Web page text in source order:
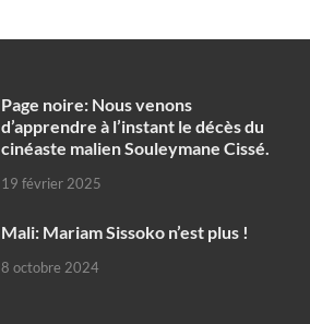
Page noire: Nous venons
d’apprendre à l’instant le décès du
cinéaste malien Souleymane Cissé.
19 février 2025
Mali: Mariam Sissoko n’est plus !
8 octobre 2024